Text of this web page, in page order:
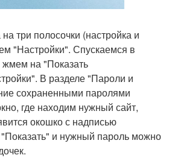
три полосочки (настройка и
"Настройки". Спускаемся в
на "Показать
В разделе "Пароли и
сохраненными паролями
где находим нужный сайт,
окошко с надписью
и нужный пароль можно